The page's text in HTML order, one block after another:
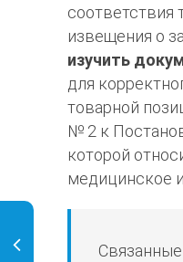
соответствия
извещения о
изучить
для
товарной
№ 2 к
которой
медицинское
Связанные